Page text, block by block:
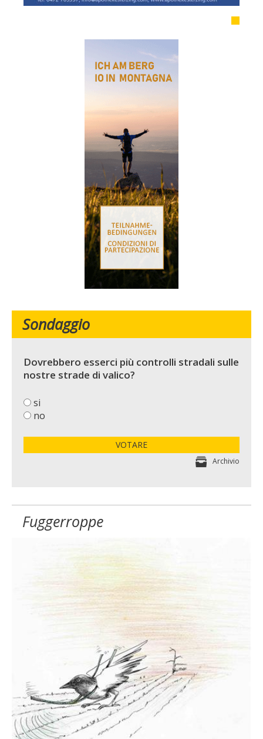
Sondaggio
Dovrebbero esserci più controlli stradali sulle
nostre strade di valico?
si
no
VOTARE
Archivio
Fuggerroppe